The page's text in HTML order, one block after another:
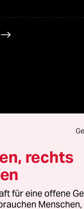
Vertriebs GmbH
Bei rechtlichen Fragen
lizenzen@taz.de
rechts
für eine offene